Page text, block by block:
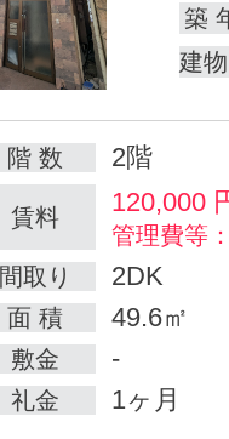
築
建
階 数 2階
賃料 120,000
管理費等
間取り
2DK
面 積 49.6㎡
敷金 -
礼金 1ヶ月